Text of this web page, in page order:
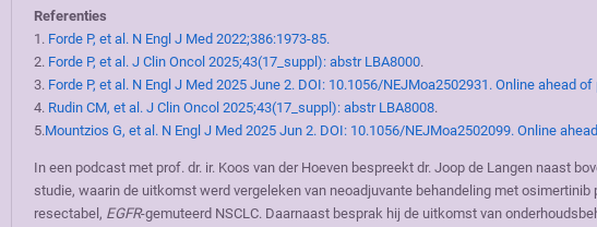
Referenties
1. Forde P, et al. N Engl J Med 2022;386:1973-85.
2. Forde P, et al. J Clin Oncol 2025;43(17_suppl): abstr LBA8000.
3. Forde P, et al. N Engl J Med 2025 June 2. DOI: 10.1056/NEJMoa2502931. Online ahead of
4. Rudin CM, et al. J Clin Oncol 2025;43(17_suppl): abstr LBA8008.
5.Mountzios G, et al. N Engl J Med 2025 Jun 2. DOI: 10.1056/NEJMoa2502099. Online
In een podcast met prof. dr. ir. Koos van der Hoeven bespreekt dr. Joop de Langen naast
studie, waarin de uitkomst werd vergeleken van neoadjuvante behandeling met
resectabel, EGFR-gemuteerd NSCLC. Daarnaast besprak hij de uitkomst van